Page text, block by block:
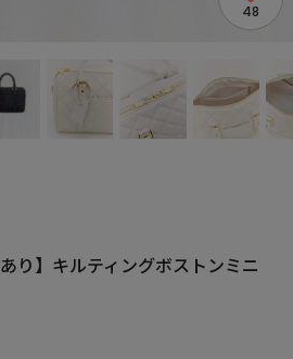
48
り】キルティングボストンミニ